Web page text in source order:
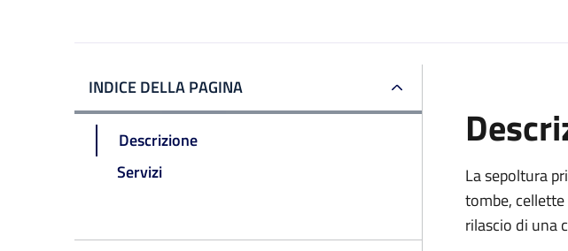
INDICE DELLA PAGINA
Descrizione
Servizi
La sepoltura
tombe,
rilascio di una